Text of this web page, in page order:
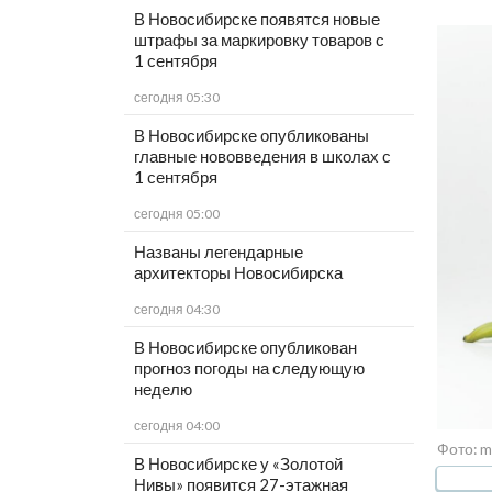
В Новосибирске появятся новые
штрафы за маркировку товаров с
1 сентября
сегодня 05:30
В Новосибирске опубликованы
главные нововведения в школах с
1 сентября
сегодня 05:00
Названы легендарные
архитекторы Новосибирска
сегодня 04:30
В Новосибирске опубликован
прогноз погоды на следующую
неделю
сегодня 04:00
В Новосибирске у «Золотой
Нивы» появится 27-этажная
Фото: